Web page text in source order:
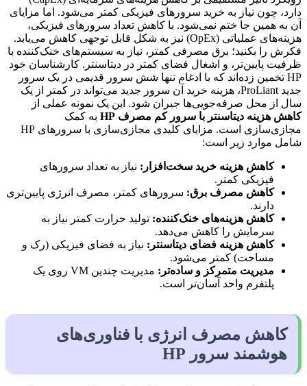
دارد، چون نیاز به خرید سرورهای فیزیکی کمتر می‌شود. اما مزایای
آن به همین جا ختم نمی‌شود. با کاهش تعداد سرورهای فیزیکی،
هزینه‌های عملیاتی (OpEx) نیز به شکل قابل توجهی کاهش می‌یابد.
فکرش را بکنید؛ برق مصرفی کمتر، نیاز به سیستم‌های خنک‌کننده با
ظرفیت پایین‌تر، و اشغال فضای کمتر در دیتاسنتر. کارشناسان خود
HP تخمین زده‌اند که با ادغام تنها شش سرور قدیمی در یک سرور
جدید ProLiant، هزینه خرید آن سرور جدید می‌تواند در کمتر از یک
سال از محل صرفه‌جویی‌ها جبران شود. این یک نمونه عملی از
کاهش هزینه دیتاسنتر با سرور کم مصرف HP به کمک
مجازی‌سازی است. مزایای کلیدی مجازی‌سازی با سرورهای HP
شامل موارد زیر است:
کاهش هزینه خرید سخت‌افزار: نیاز به تعداد سرورهای
فیزیکی کمتر.
کاهش مصرف برق: سرورهای کمتر، مصرف انرژی پایین‌تری
دارند.
کاهش هزینه‌های خنک‌کننده: تولید حرارت کمتر نیاز به
سرمایش را کاهش می‌دهد.
کاهش هزینه فضای دیتاسنتر: نیاز به فضای فیزیکی (رک و
مساحت) کمتر می‌شود.
مدیریت متمرکز و ساده‌تر:
مدیریت چندین VM روی یک
پلتفرم واحد آسان‌تر است.
کاهش مصرف انرژی با فناوری‌های
هوشمند سرور HP